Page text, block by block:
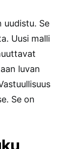
uudistu. Se
Uusi malli
luvan
Se on